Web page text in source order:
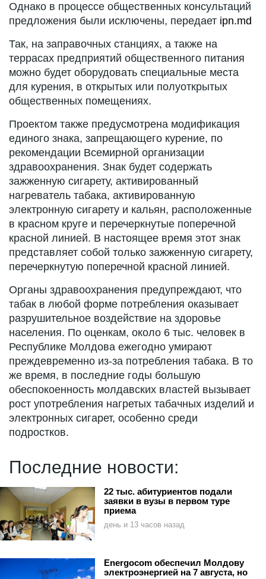
Однако в процессе общественных консультаций
предложения были исключены, передает ipn.md
Так, на заправочных станциях, а также на
террасах предприятий общественного питания
можно будет оборудовать специальные места
для курения, в открытых или полуоткрытых
общественных помещениях.
Проектом также предусмотрена модификация
единого знака, запрещающего курение, по
рекомендации Всемирной организации
здравоохранения. Знак будет содержать
зажженную сигарету, активированный
нагреватель табака, активированную
электронную сигарету и кальян, расположенные
в красном круге и перечеркнутые поперечной
красной линией. В настоящее время этот знак
представляет собой только зажженную сигарету,
перечеркнутую поперечной красной линией.
Органы здравоохранения предупреждают, что
табак в любой форме потребления оказывает
разрушительное воздействие на здоровье
населения. По оценкам, около 6 тыс. человек в
Республике Молдова ежегодно умирают
преждевременно из-за потребления табака. В то
же время, в последние годы большую
обеспокоенность молдавских властей вызывает
рост употребления нагретых табачных изделий и
электронных сигарет, особенно среди
подростков.
Последние новости:
22 тыс. абитуриентов подали
заявки в вузы в первом туре
приема
день и 13 часов назад
Energocom обеспечил Молдову
электроэнергией на 7 августа, но